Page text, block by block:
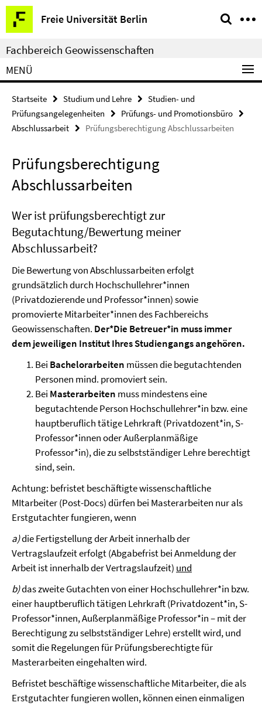
Springe
direkt
zu
Inhalt
Freie Universität Berlin
Service-
Navigation
Fachbereich Geowissenschaften
MENÜ
Startseite Studium und Lehre
Studien- und
Prüfungsangelegenheiten
Prüfungs- und Promotionsbüro
Abschlussarbeit
Prüfungsberechtigung Abschlussarbeiten
Prüfungsberechtigung
Abschlussarbeiten
Wer ist prüfungsberechtigt zur
Begutachtung/Bewertung meiner
Abschlussarbeit?
Die Bewertung von Abschlussarbeiten erfolgt
grundsätzlich durch Hochschullehrer*innen
(Privatdozierende und Professor*innen) sowie
promovierte Mitarbeiter*innen des Fachbereichs
Geowissenschaften. Der*Die Betreuer*in muss immer
dem jeweiligen Institut Ihres Studiengangs angehören.
Bei Bachelorarbeiten müssen die begutachtenden
Personen mind. promoviert sein.
Bei Masterarbeiten muss mindestens eine
begutachtende Person Hochschullehrer*in bzw. eine
hauptberuflich tätige Lehrkraft (Privatdozent*in, S-
Professor*innen oder Außerplanmäßige
Professor*in), die zu selbstständiger Lehre berechtigt
sind, sein.
Achtung: befristet beschäftigte wissenschaftliche
MItarbeiter (Post-Docs) dürfen bei Masterarbeiten nur als
Erstgutachter fungieren, wenn
a)die Fertigstellung der Arbeit innerhalb der
Vertragslaufzeit erfolgt (Abgabefrist bei Anmeldung der
Arbeit ist innerhalb der Vertragslaufzeit) und
b)das zweite Gutachten von einer Hochschullehrer*in bzw.
einer hauptberuflich tätigen Lehrkraft (Privatdozent*in, S-
Professor*innen, Außerplanmäßige Professor*in – mit der
Berechtigung zu selbstständiger Lehre) erstellt wird, und
somit die Regelungen für Prüfungsberechtigte für
Masterarbeiten eingehalten wird.
Befristet beschäftige wissenschaftliche Mitarbeiter, die als
Erstgutachter fungieren wollen, können einen einmaligen